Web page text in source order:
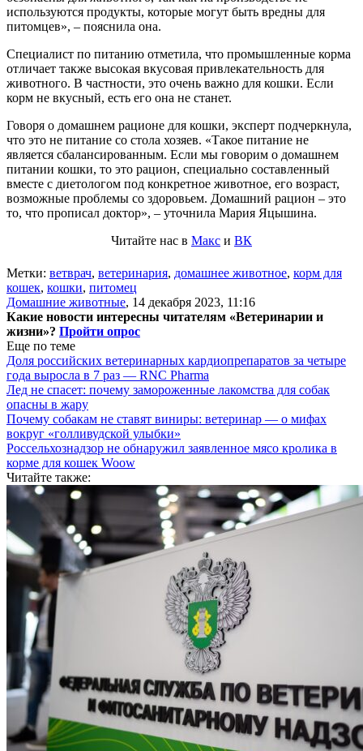
используются продукты, которые могут быть вредны для
питомцев», – пояснила она.
Специалист по питанию отметила, что промышленные корма
отличает также высокая вкусовая привлекательность для
животного. В частности, это очень важно для кошки. Если
корм не вкусный, есть его она не станет.
Говоря о домашнем рационе для кошки, эксперт подчеркнула,
что это не питание со стола хозяев. «Такое питание не
является сбалансированным. Если мы говорим о домашнем
питании кошки, то это рацион, специально составленный
вместе с диетологом под конкретное животное, его возраст,
возможные проблемы со здоровьем. Домашний рацион – это
то, что прописал доктор», – уточнила Мария Яцышина.
Читайте нас в Макс и ВК
Метки: ветврач, ветеринария, домашнее животное, корм для
кошек, кошки, питомец
Домашние животные, 14 декабря 2023, 11:16
Какие новости интересны читателям «Ветеринарии и
жизни»? Пройти опрос
Еще по теме
Доля российских ветеринарных кардиопрепаратов за четыре
года выросла в 7 раз — RNC Pharma
Лед не спасет: почему замороженные лакомства для собак
опасны в жару
Почему собакам не ставят виниры: ветеринар — о мифах
вокруг «голливудской улыбки»
Россельхознадзор не обнаружил заявленное мясо кролика в
корме для кошек Woow
Читайте также: